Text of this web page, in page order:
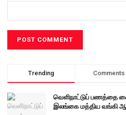
Trending Comments
வெளிநாட்டுப் பணத்தை
இலங்கை மத்திய வங்கி